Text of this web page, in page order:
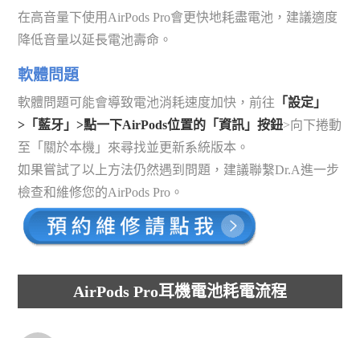
在高音量下使用AirPods Pro會更快地耗盡電池，建議適度
降低音量以延長電池壽命。
軟體問題
軟體問題可能會導致電池消耗速度加快，前往 「設定」
>「藍牙」>點一下AirPods位置的「資訊」按鈕>向下捲動
至「關於本機」來尋找並更新系統版本。
如果嘗試了以上方法仍然遇到問題，建議聯繫Dr.A進一步
檢查和維修您的AirPods Pro。
AirPods Pro耳機電池耗電流程